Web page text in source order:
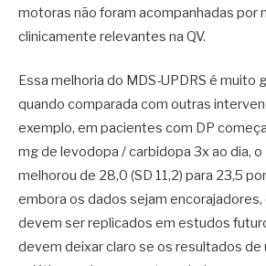
motoras não foram acompanhadas por
clinicamente relevantes na QV.
Essa melhoria do MDS-UPDRS é muito
quando comparada com outras
exemplo, em pacientes com DP
mg de levodopa / carbidopa 3x ao dia,
melhorou de 28,0 (SD 11,2) para 23,5
embora os dados sejam
devem ser replicados em estudos
devem deixar claro se os resultados de